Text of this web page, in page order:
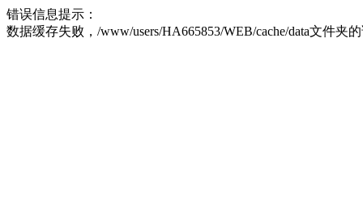
错误信息提示：
数据缓存失败，/www/users/HA665853/WEB/cache/data文件夹